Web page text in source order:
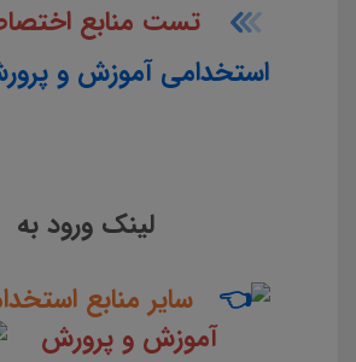
تست منابع
استخدامی آموزش و
لینک ورود به
سایر منابع
آموزش و پرورش